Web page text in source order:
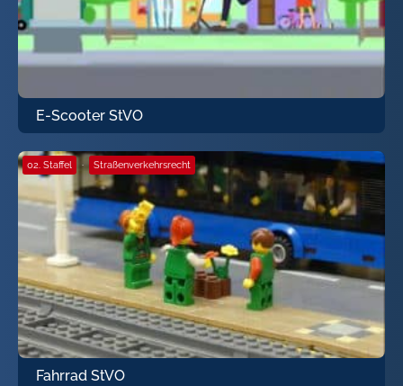
E-Scooter StVO
02. Staffel · Straßenverkehrsrecht
Fahrrad StVO